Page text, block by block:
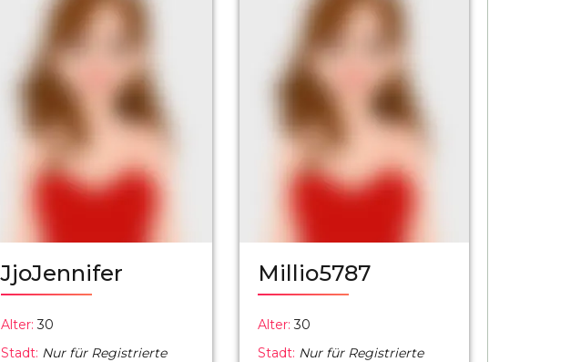
JjoJennifer
Alter: 30
Stadt: Nur für Registrierte
Millio5787
Alter: 30
Stadt: Nur für Registrierte